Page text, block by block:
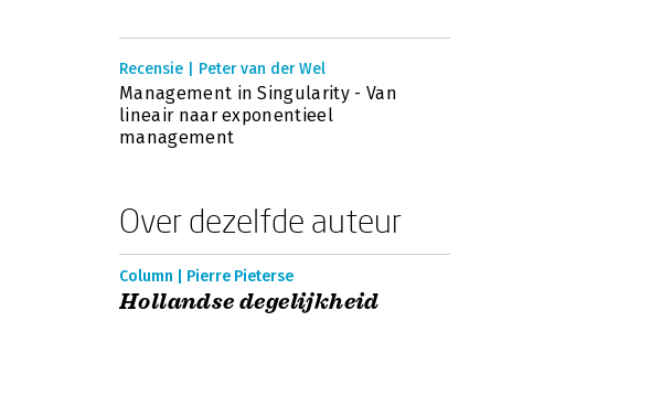
Recensie | Peter van der Wel
Management in Singularity - Van
lineair naar exponentieel
management
Over dezelfde auteur
Column | Pierre Pieterse
Hollandse degelijkheid